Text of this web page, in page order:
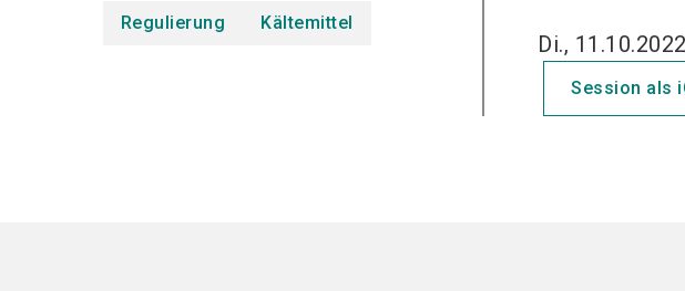
Regulierung Kältemittel
Di.,
Session als